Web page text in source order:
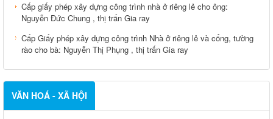
Cấp giấy phép xây dựng công trình nhà ở riêng lẻ cho ông:
Nguyễn Đức Chung , thị trấn Gia ray
Cấp Giấy phép xây dựng công trình Nhà ở riêng lẻ và cổng, tường
rào cho bà: Nguyễn Thị Phụng , thị trấn Gia ray
VĂN HOÁ - XÃ HỘI